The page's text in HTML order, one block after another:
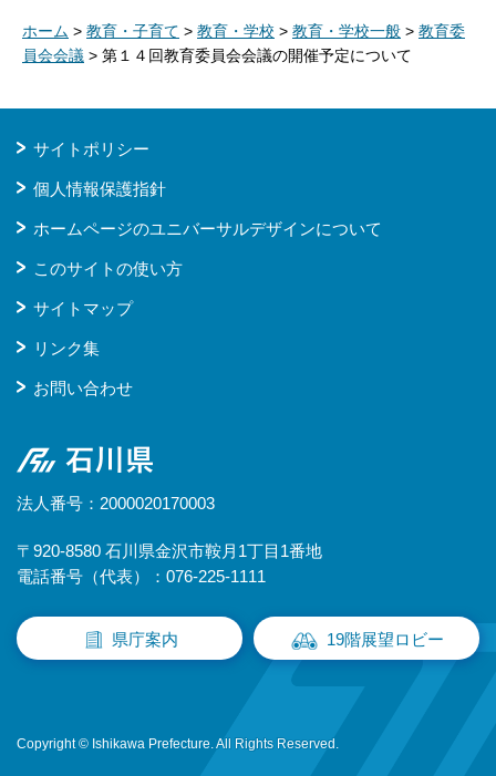
ホーム > 教育・子育て > 教育・学校 > 教育・学校一般 > 教育委
員会会議 > 第１４回教育委員会会議の開催予定について
サイトポリシー
個人情報保護指針
ホームページのユニバーサルデザインについて
このサイトの使い方
サイトマップ
リンク集
お問い合わせ
石川県
法人番号：2000020170003
〒920-8580 石川県金沢市鞍月1丁目1番地
電話番号（代表）：076-225-1111
県庁案内 19階展望ロビー
Copyright © Ishikawa Prefecture. All Rights Reserved.